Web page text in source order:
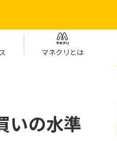
マネクリとは
いの水準